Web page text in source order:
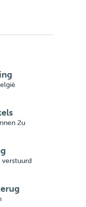
2u
verstuurd